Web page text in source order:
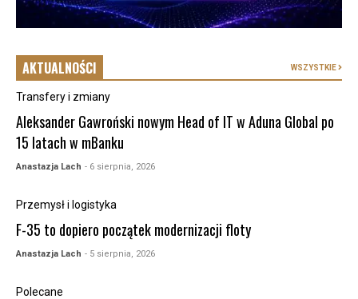
AKTUALNOŚCI WSZYSTKIE
Transfery i zmiany
Aleksander Gawroński nowym Head of IT w Aduna Global po
15 latach w mBanku
Anastazja Lach - 6 sierpnia, 2026
Przemysł i logistyka
F-35 to dopiero początek modernizacji floty
Anastazja Lach - 5 sierpnia, 2026
Polecane